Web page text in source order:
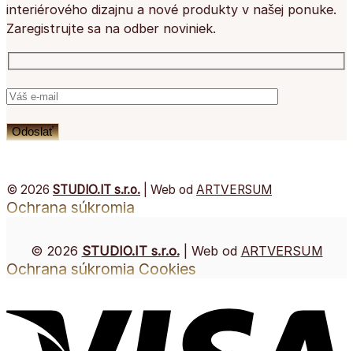
interiérového dizajnu a nové produkty v našej ponuke.
Zaregistrujte sa na odber noviniek.
© 2026 STUDIO.IT s.r.o. | Web od ARTVERSUM
Ochrana súkromia
© 2026 STUDIO.IT s.r.o.| Web od ARTVERSUM
Ochrana súkromia Cookies